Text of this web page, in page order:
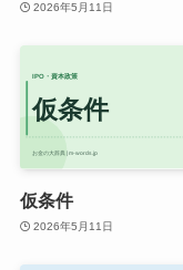
2026年5月11日
仮条件
2026年5月11日